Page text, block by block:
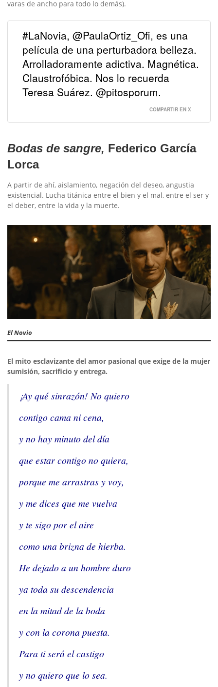
varas de ancho para todo lo demás).
#LaNovia, @PaulaOrtiz_Ofi, es una
película de una perturbadora belleza.
Arrolladoramente adictiva. Magnética.
Claustrofóbica. Nos lo recuerda
Teresa Suárez. @pitosporum.
COMPARTIR EN X
Bodas de sangre, Federico García
Lorca
A partir de ahí, aislamiento, negación del deseo, angustia
existencial. Lucha titánica entre el bien y el mal, entre el ser y
el deber, entre la vida y la muerte.
El Novio
El mito esclavizante del amor pasional que exige de la mujer
sumisión, sacrificio y entrega.
¡Ay qué sinrazón! No quiero
contigo cama ni cena,
y no hay minuto del día
que estar contigo no quiera,
porque me arrastras y voy,
y me dices que me vuelva
y te sigo por el aire
como una brizna de hierba.
He dejado a un hombre duro
ya toda su descendencia
en la mitad de la boda
y con la corona puesta.
Para ti será el castigo
y no quiero que lo sea.